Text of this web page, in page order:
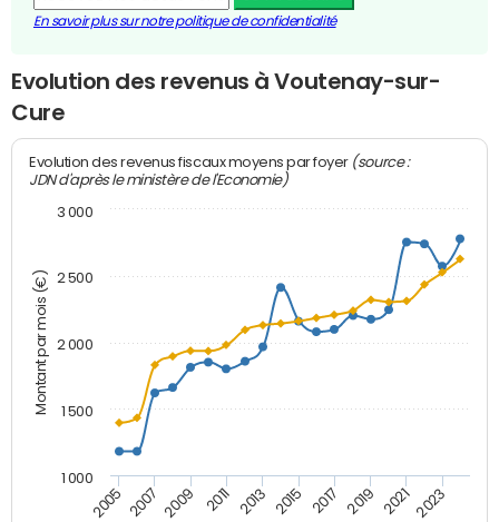
En savoir plus sur notre politique de confidentialité
Evolution des revenus à Voutenay-sur-
Cure
Montant par mois (€)
Evolution des revenus fiscaux moyens par foyer (source :
JDN d'après le ministère de l'Economie)
2005 2007 2009 2011 2013 2015 2017 2019 2021 2023
1 000
1 500
2 000
2 500
3 000